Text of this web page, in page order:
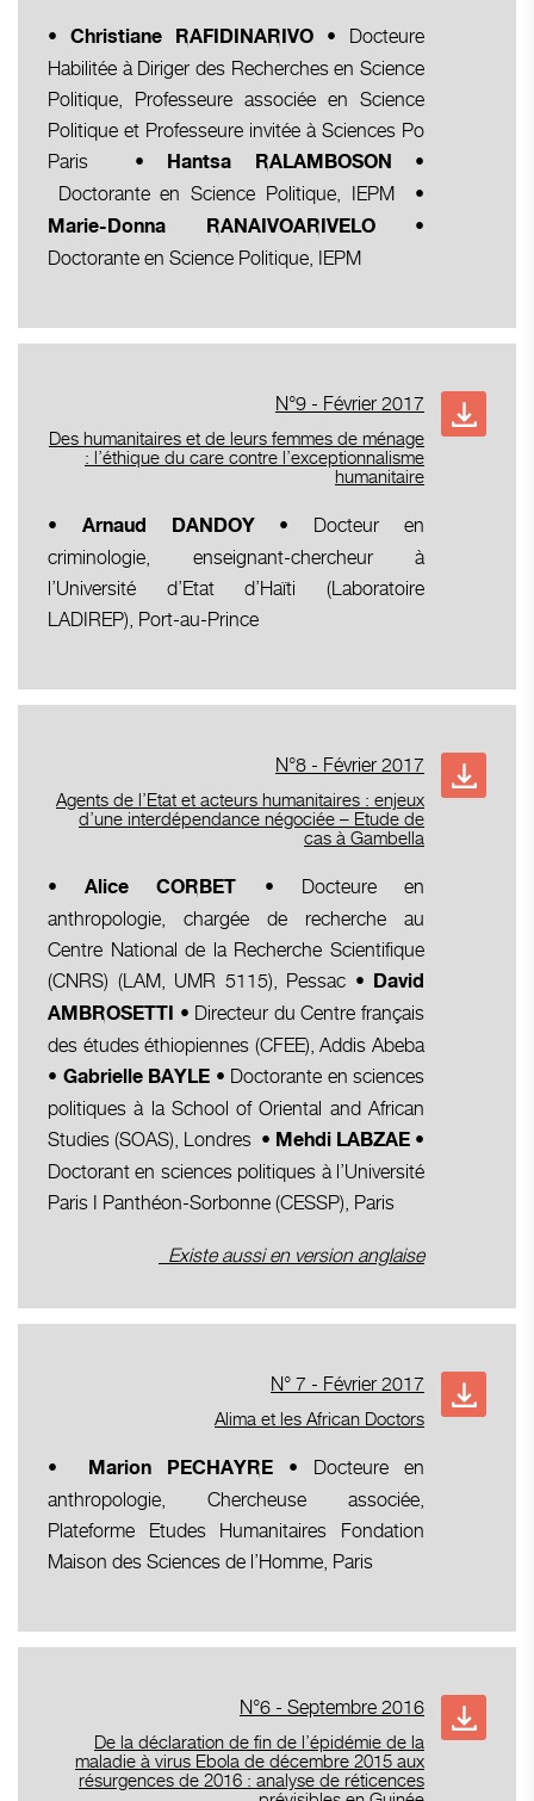
• Christiane RAFIDINARIVO •
Docteure
Habilitée à Diriger des Recherches en Science
Politique, Professeure associée en Science
Politique et Professeure invitée à Sciences Po
Paris
• Hantsa RALAMBOSON •
Doctorante en Science Politique, IEPM
•
Marie-Donna RANAIVOARIVELO •
Doctorante en Science Politique, IEPM
N°9 - Février 2017
Des humanitaires et de leurs femmes de ménage
: l’éthique du care contre l’exceptionnalisme
humanitaire
• Arnaud DANDOY• Docteur en
criminologie, enseignant-chercheur à
l’Université d’Etat d’Haïti (Laboratoire
LADIREP), Port-au-Prince
N°8 - Février 2017
Agents de l’Etat et acteurs humanitaires : enjeux
d’une interdépendance négociée – Etude de
cas à Gambella
•Alice CORBET • Docteure en
anthropologie, chargée de recherche au
Centre National de la Recherche Scientifique
(CNRS) (LAM, UMR 5115), Pessac •
David
AMBROSETTI • Directeur du Centre français
des études éthiopiennes (CFEE), Addis Abeba
• Gabrielle BAYLE • Doctorante en sciences
politiques à la School of Oriental and African
Studies (SOAS), Londres • Mehdi LABZAE •
Doctorant en sciences politiques à l’Université
Paris I Panthéon-Sorbonne (CESSP), Paris
Existe aussi en version anglaise
N° 7 - Février 2017
Alima et les African Doctors
• Marion PECHAYRE • Docteure en
anthropologie, Chercheuse associée,
Plateforme Etudes Humanitaires Fondation
Maison des Sciences de l’Homme, Paris
N°6 - Septembre 2016
De la déclaration de fin de l’épidémie de la
maladie à virus Ebola de décembre 2015 aux
résurgences de 2016 : analyse de réticences